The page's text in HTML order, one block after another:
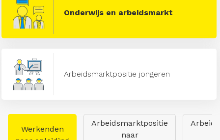
Onderwijs en arbeidsmarkt
Arbeidsmarktpositie jongeren
Werkenden
Arbeidsmarktpositie
naar